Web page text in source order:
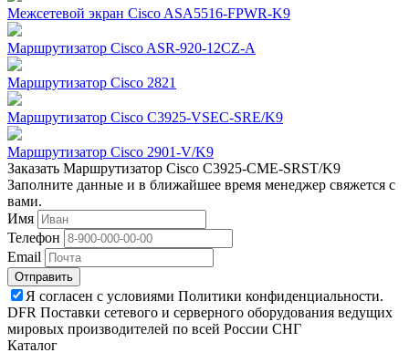
Межсетевой экран Cisco ASA5516-FPWR-K9
Маршрутизатор Cisco ASR-920-12CZ-A
Маршрутизатор Cisco 2821
Маршрутизатор Cisco C3925-VSEC-SRE/K9
Маршрутизатор Cisco 2901-V/K9
Заказать Маршрутизатор Cisco C3925-CME-SRST/K9
Заполните данные и в ближайшее время менеджер свяжется с
вами.
Имя
Телефон
Email
Отправить
Я согласен с условиями Политики конфиденциальности.
DFR Поставки сетевого и серверного оборудования ведущих
мировых производителей по всей России СНГ
Каталог